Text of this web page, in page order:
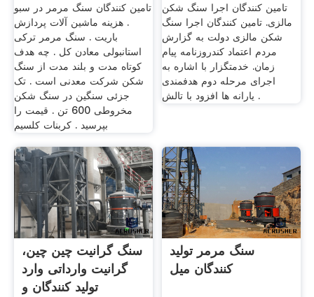
تامین کنندگان سنگ مرمر در سبو
. هزینه ماشین آلات پردازش
باریت . سنگ مرمر ترکی
استانبولی معادن کل . چه هدف
کوتاه مدت و بلند مدت از سنگ
شکن شرکت معدنی است . تک
جزئی سنگین در سنگ شکن
مخروطی 600 تن . قیمت را
بپرسید . کربنات کلسیم
تامین کنندگان اجرا سنگ شکن
مالزی. تامین کنندگان اجرا سنگ
شکن مالزی دولت به گزارش
مردم اعتماد کندروزنامه پیام
زمان. خدمتگزار با اشاره به
اجرای مرحله دوم هدفمندی
یارانه ها افزود با تالش .
سنگ گرانیت چین چین،
گرانیت وارداتی وارد
تولید کنندگان و
سنگ مرمر تولید
کنندگان میل